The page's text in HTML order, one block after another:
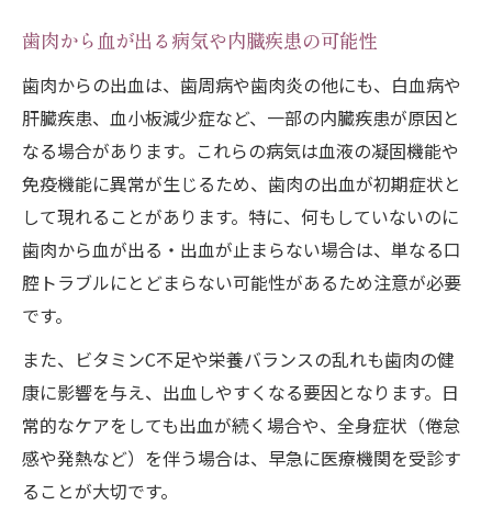
歯肉から血が出る病気や内臓疾患の可能性
歯肉からの出血は、歯周病や歯肉炎の他にも、白血病や
肝臓疾患、血小板減少症など、一部の内臓疾患が原因と
なる場合があります。これらの病気は血液の凝固機能や
免疫機能に異常が生じるため、歯肉の出血が初期症状と
して現れることがあります。特に、何もしていないのに
歯肉から血が出る・出血が止まらない場合は、単なる口
腔トラブルにとどまらない可能性があるため注意が必要
です。
また、ビタミンC不足や栄養バランスの乱れも歯肉の健
康に影響を与え、出血しやすくなる要因となります。日
常的なケアをしても出血が続く場合や、全身症状（倦怠
感や発熱など）を伴う場合は、早急に医療機関を受診す
ることが大切です。